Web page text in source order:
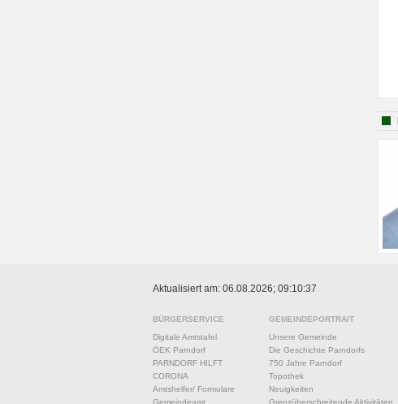
Aktualisiert am: 06.08.2026; 09:10:37
BÜRGERSERVICE
Digitale Amtstafel
ÖEK Parndorf
PARNDORF HILFT
CORONA
Amtshelfer/ Formulare
Gemeindeamt
GEMEINDEPORTRAIT
Unsere Gemeinde
Die Geschichte Parndorfs
750 Jahre Parndorf
Topothek
Neuigkeiten
Grenzüberschreitende Aktivitäten